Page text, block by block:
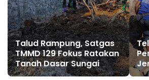
Talud Rampung, Satgas
TMMD 129 Fokus Ratakan
Tanah Dasar Sungai